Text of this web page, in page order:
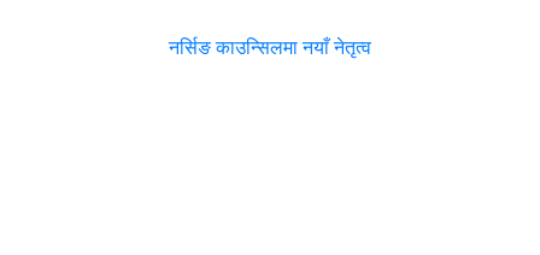
नर्सिङ काउन्सिलमा नयाँ नेतृत्व